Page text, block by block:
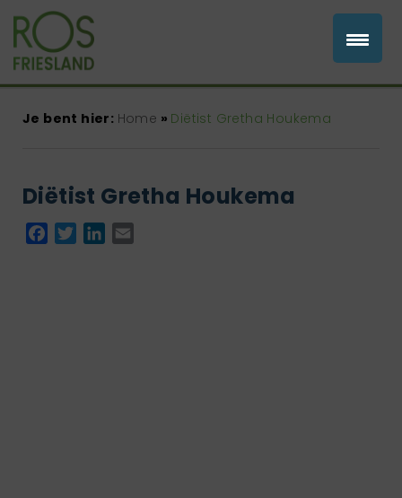
Je bent hier: Home » Diëtist Gretha Houkema
Diëtist Gretha Houkema
Facebook
TwitterLinkedIn